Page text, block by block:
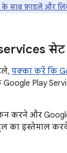
के साथ फ़ाइलें और
पक्का करें कि
Play
करने और
का इस्तेमाल